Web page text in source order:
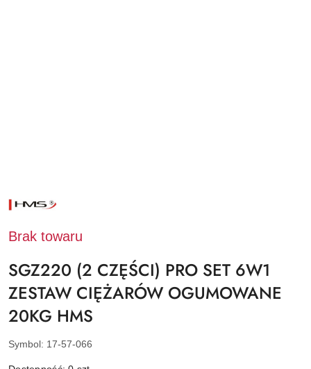
NAZWA
PRODUCENTA:
Brak towaru
SGZ220 (2 CZĘŚCI) PRO SET 6W1
ZESTAW CIĘŻARÓW OGUMOWANE
20KG HMS
Symbol: 17-57-066